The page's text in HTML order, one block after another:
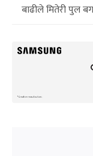
बाढीले मितेरी पुल